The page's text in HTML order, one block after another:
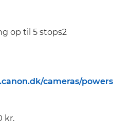
op til 5 stops2
cameras/
kr.